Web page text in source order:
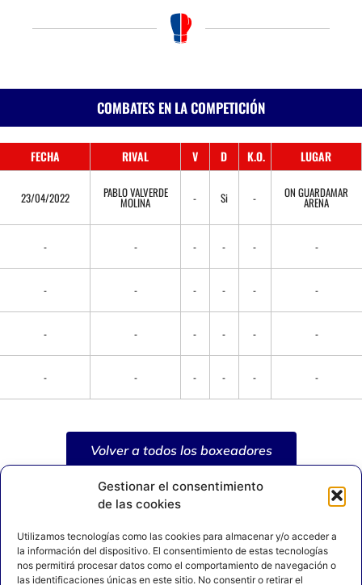
Gestionar el consentimiento
de las cookies
Utilizamos tecnologías como las cookies para almacenar y/o acceder a
la información del dispositivo. El consentimiento de estas tecnologías
nos permitirá procesar datos como el comportamiento de navegación o
las identificaciones únicas en este sitio. No consentir o retirar el
COMBATES EN LA COMPETICIÓN
FECHA RIVAL V D K.O. LUGAR
23/04/2022 PABLO VALVERDE
MOLINA - Si - ON GUARDAMAR
ARENA
- - - - - -
- - - - - -
- - - - - -
- - - - - -
Volver a todos los boxeadores